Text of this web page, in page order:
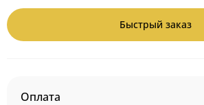
Быстрый заказ
Оплата